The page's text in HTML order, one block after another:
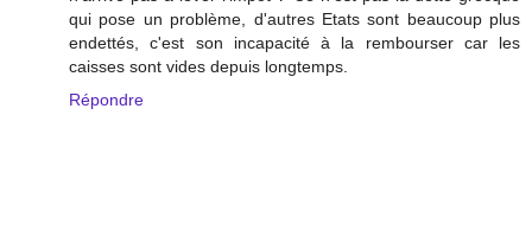
qui pose un problème, d'autres Etats sont beaucoup plus
endettés, c'est son incapacité à la rembourser car les
caisses sont vides depuis longtemps.
Répondre